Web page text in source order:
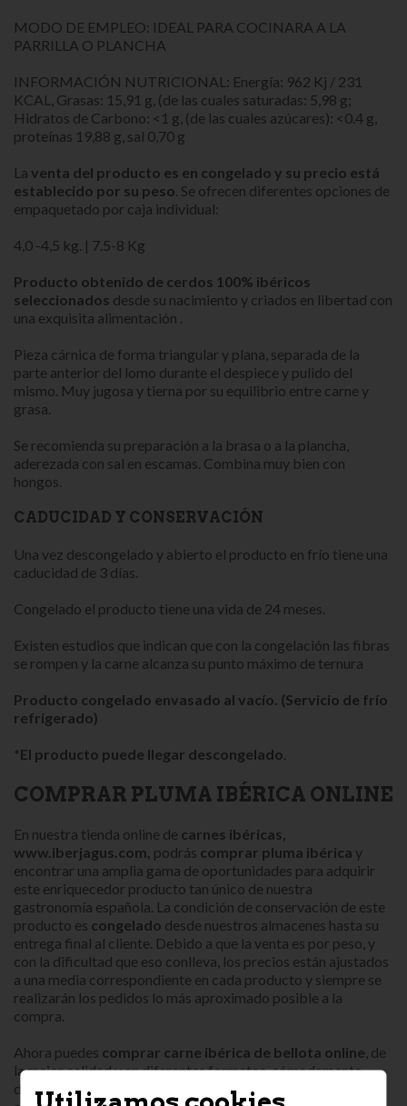
MODO DE EMPLEO: IDEAL PARA COCINARA A LA
PARRILLA O PLANCHA
INFORMACIÓN NUTRICIONAL: Energía: 962 Kj / 231
KCAL, Grasas: 15,91 g, (de las cuales saturadas: 5,98 g;
Hidratos de Carbono: <1 g, (de las cuales azúcares): <0.4 g,
proteínas 19,88 g, sal 0,70 g
La venta del producto es en congelado y su precio está
establecido por su peso . Se ofrecen diferentes opciones de
empaquetado por caja individual:
4,0 -4,5 kg. | 7.5-8 Kg
Producto obtenido de cerdos 100% ibéricos
seleccionados desde su nacimiento y criados en libertad con
una exquisita alimentación .
Pieza cárnica de forma triangular y plana, separada de la
parte anterior del lomo durante el despiece y pulido del
mismo. Muy jugosa y tierna por su equilibrio entre carne y
grasa.
Se recomienda su preparación a la brasa o a la plancha,
aderezada con sal en escamas. Combina muy bien con
hongos.
CADUCIDAD Y CONSERVACIÓN
Una vez descongelado y abierto el producto en frío tiene una
caducidad de 3 días.
Congelado el producto tiene una vida de 24 meses.
Existen estudios que indican que con la congelación las fibras
se rompen y la carne alcanza su punto máximo de ternura
Producto congelado envasado al vacío. (Servicio de frío
refrigerado)
*El producto puede llegar descongelado
COMPRAR PLUMA IBÉRICA ONLINE
En nuestra tienda online de carnes ibéricas,
www.iberjagus.com, podrás comprar pluma ibérica y
encontrar una amplia gama de oportunidades para adquirir
este enriquecedor producto tan único de nuestra
gastronomía española. La condición de conservación de este
producto es congelado desde nuestros almacenes hasta su
entrega final al cliente. Debido a que la venta es por peso, y
con la dificultad que eso conlleva, los precios están ajustados
a una media correspondiente en cada producto y siempre se
realizarán los pedidos lo más aproximado posible a la
compra.
Ahora puedes comprar carne ibérica de bellota online , de
la mejor calidad y en diferentes formatos, cómodamente
desde casa. Disponemos de hamburguesas ibéricas,